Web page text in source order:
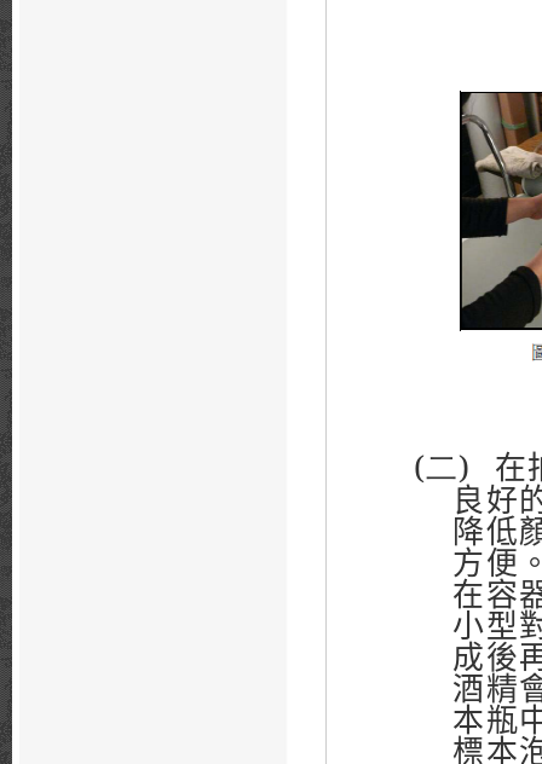
(二) 在
良好
降低
方便
在容
小型
成後
酒精
本瓶
標本